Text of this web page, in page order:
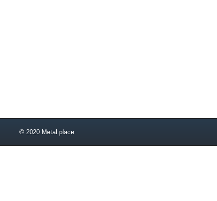
© 2020 Metal.place